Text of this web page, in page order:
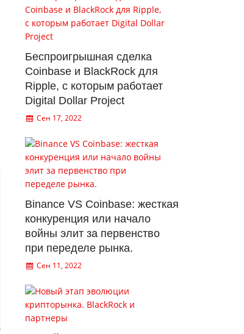
Беспроигрышная сделка
Coinbase и BlackRock для
Ripple, с которым работает
Digital Dollar Project
Сен 17, 2022
Binance VS Coinbase: жесткая
конкуренция или начало
войны элит за первенство
при переделе рынка.
Сен 11, 2022